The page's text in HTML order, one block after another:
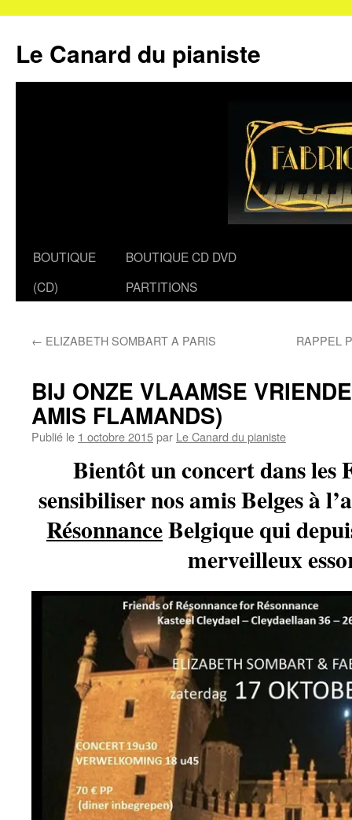
Le Canard du pianiste
Aller
BOUTIQUE
(CD)
BOUTIQUE CD DVD
PARTITIONS
← ELIZABETH SOMBART A PARIS RAPPEL
BIJ ONZE VLAAMSE
AMIS FLAMANDS)
Publié le 1 octobre 2015par Le Canard du pianiste
Bientôt un concert dans les
sensibiliser nos amis Belges à
RésonnanceBelgique qui
merveilleux